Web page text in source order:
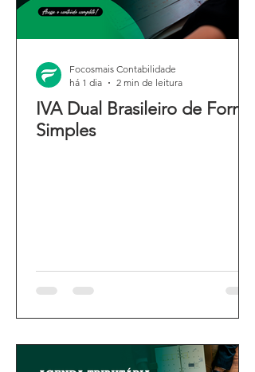
IVA Dual Brasileiro de Forma
Simples
Focosmais Contabilidade
há 1 dia
2 min de leitura